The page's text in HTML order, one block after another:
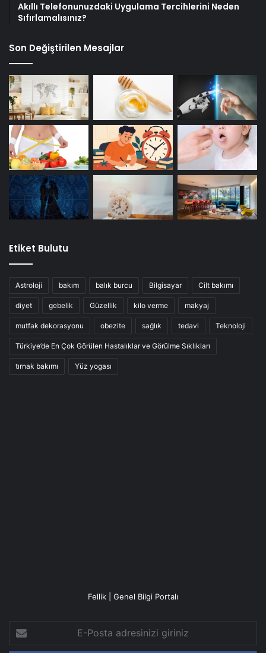
Akıllı Telefonunuzdaki Uygulama Tercihlerini Neden
Sıfırlamalısınız?
Son Değiştirilen Mesajlar
Etiket Bulutu
Astroloji bakım balık burcu Bilgisayar Cilt bakımı
diyet gebelik Güzellik kilo verme makyaj
mutfak dekorasyonu obezite sağlık tedavi Teknoloji
Türkiye’de En Çok Görülen Hastalıklar ve Görülme Sıklıkları
tırnak bakımı Yüz yogası
Fellik | Genel Bilgi Portalı
Posta